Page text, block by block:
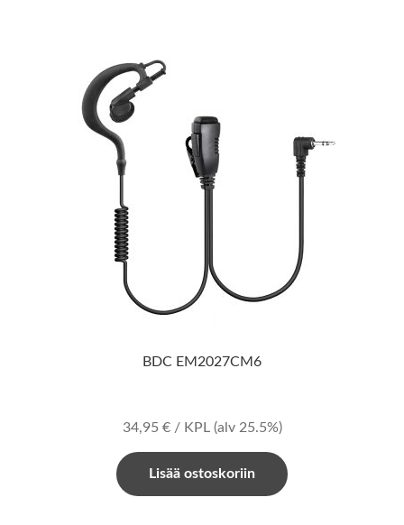
BDC EM2027CM6
34,95 €/ KPL (alv 25.5%)
Lisää ostoskoriin